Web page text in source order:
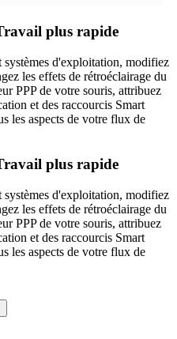
plus rapide
d'exploitation, modifiez
les effets de rétroéclairage du
PPP de votre souris, attribuez
et des raccourcis Smart
les aspects de votre flux de
plus rapide
d'exploitation, modifiez
les effets de rétroéclairage du
PPP de votre souris, attribuez
et des raccourcis Smart
les aspects de votre flux de